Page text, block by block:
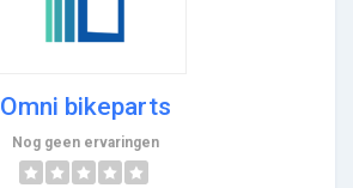
Omni bikeparts
Nog geen ervaringen